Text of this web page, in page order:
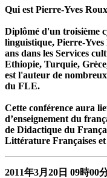
Qui est Pierre-Yves
Diplômé d'un troisième
linguistique, Pierre-
ans dans les Services
Ethiopie, Turquie,
est l'auteur de
du FLE.
Cette conférence aura
d’enseignement du
de Didactique du
Littérature Françaises
2011年3月20日 09時00